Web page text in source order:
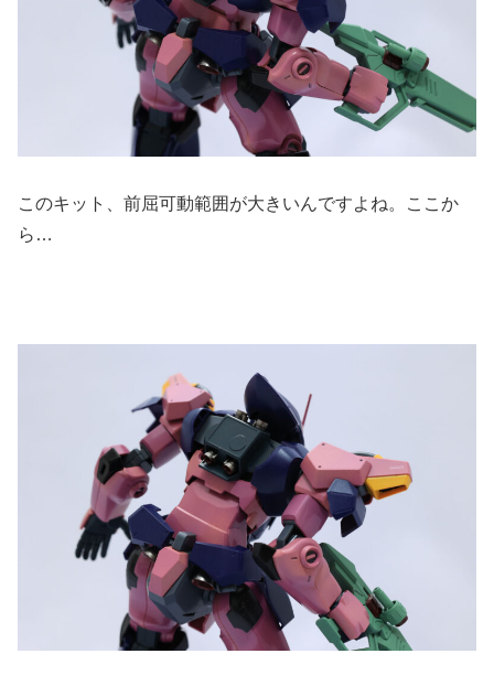
このキット、前屈可動範囲が大きいんですよね。ここか
ら…